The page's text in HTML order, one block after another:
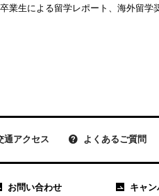
業生による留学レポート、海外留学
通アクセス よくあるご質問
お問い合わせ キャ